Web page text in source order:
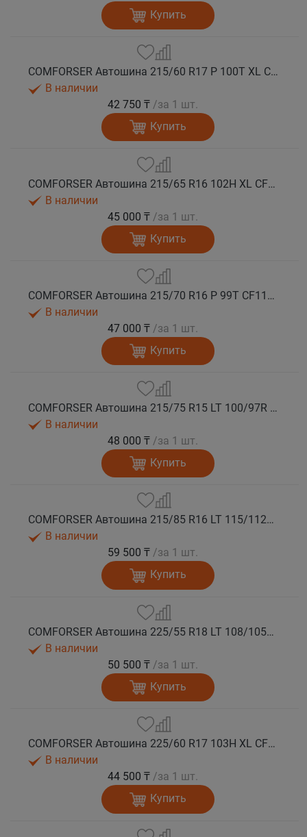
Купить
COMFORSER Автошина 215/60 R17 P 100T XL CF1100 OWL лето
В наличии
42 750 ₸ /за 1 шт.
Купить
COMFORSER Автошина 215/65 R16 102H XL CF1100 RWL лето
В наличии
45 000 ₸ /за 1 шт.
Купить
COMFORSER Автошина 215/70 R16 P 99T CF1100 RWL лето
В наличии
47 000 ₸ /за 1 шт.
Купить
COMFORSER Автошина 215/75 R15 LT 100/97R CF1100 6PR RWL лето
В наличии
48 000 ₸ /за 1 шт.
Купить
COMFORSER Автошина 215/85 R16 LT 115/112R CF1100 10PR RWL лето
В наличии
59 500 ₸ /за 1 шт.
Купить
COMFORSER Автошина 225/55 R18 LT 108/105S CF1100 8PR RWL лето
В наличии
50 500 ₸ /за 1 шт.
Купить
COMFORSER Автошина 225/60 R17 103H XL CF1100 RWL лето
В наличии
44 500 ₸ /за 1 шт.
Купить